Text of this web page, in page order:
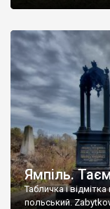
Ямпіль.
Табличка і
польський.